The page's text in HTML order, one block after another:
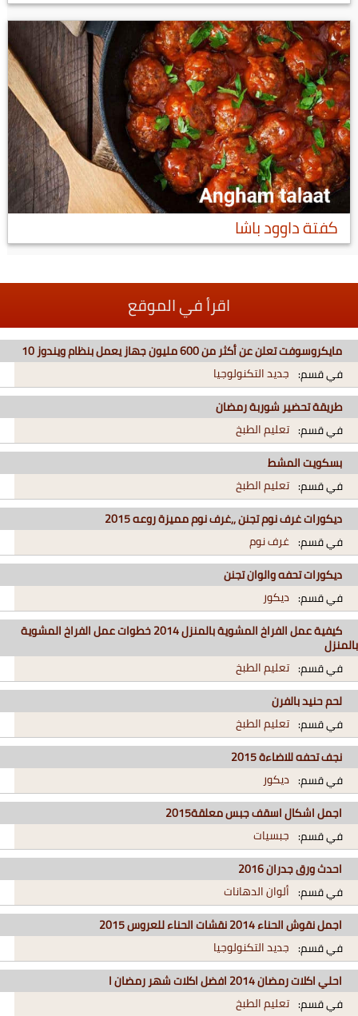
كفتة داوود باشا
اقرأ في الموقع
مايكروسوفت تعلن عن أكثر من 600 مليون جهاز يعمل بنظام ويندوز 10
في قسم: جديد التكنولوجيا
طريقة تحضير شوربة رمضان
في قسم: تعليم الطبخ
بسكويت المشط
في قسم: تعليم الطبخ
ديكورات غرف نوم تجنن ,,غرف نوم مميزة روعه 2015
في قسم: غرف نوم
ديكورات تحفه والوان تجنن
في قسم: ديكور
كيفية عمل الفراخ المشوية بالمنزل 2014 خطوات عمل الفراخ المشوية
بالمنزل
في قسم: تعليم الطبخ
لحم حنيد بالفرن
في قسم: تعليم الطبخ
نجف تحفه للاضاءة 2015
في قسم: ديكور
اجمل اشكال اسقف جبس معلقة2015
في قسم: جبسيات
احدث ورق جدران 2016
في قسم: ألوان الدهانات
اجمل نقوش الحناء 2014 نقشات الحناء للعروس 2015
في قسم: جديد التكنولوجيا
احلي اكلات رمضان 2014 افضل اكلات شهر رمضان ا
في قسم: تعليم الطبخ